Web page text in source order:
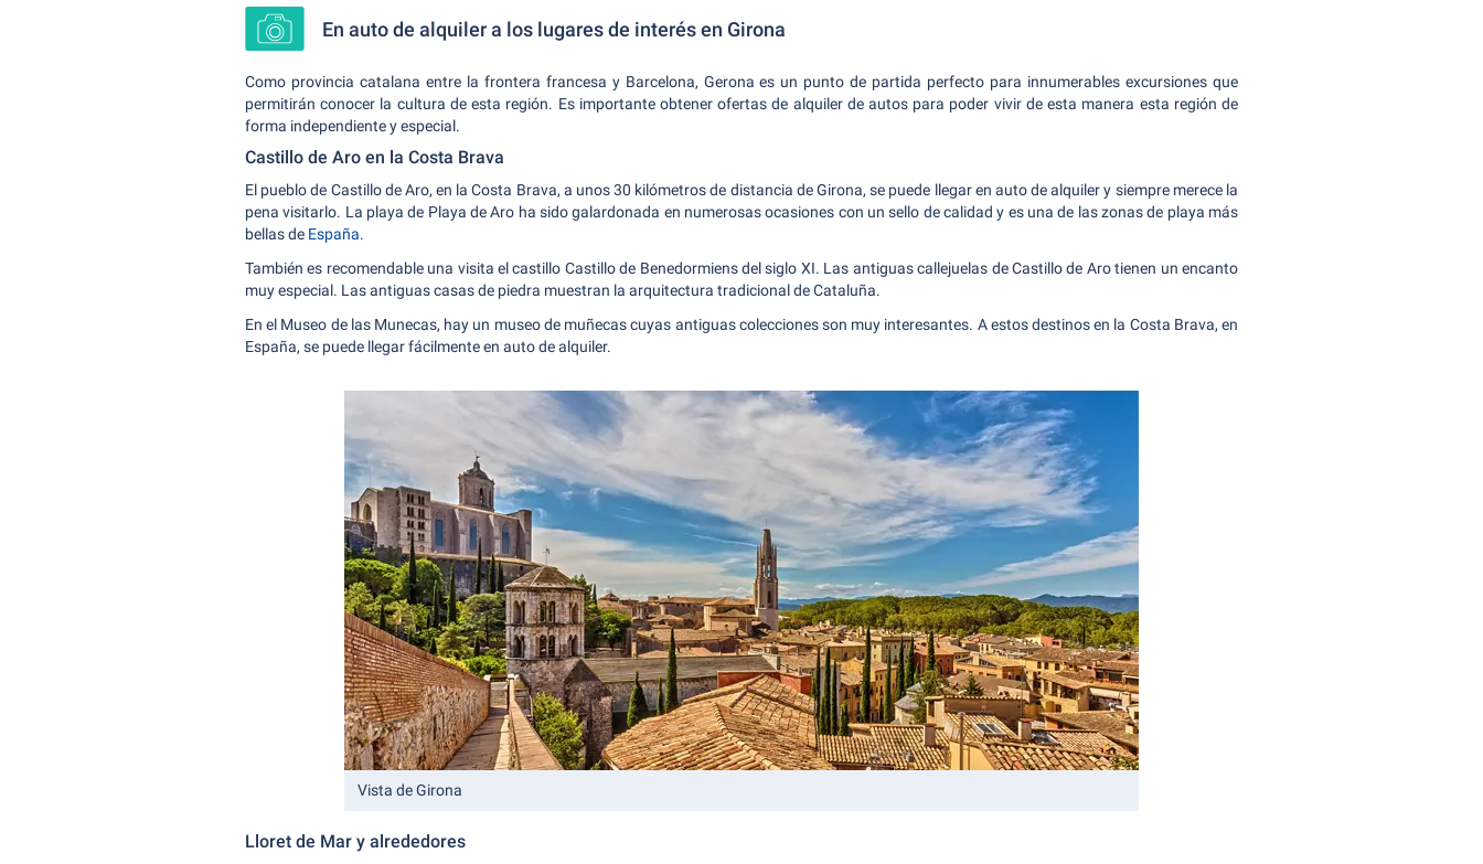
En auto de alquiler a los lugares de interés en Girona
Como provincia catalana entre la frontera francesa y Barcelona, Gerona es un punto de partida perfecto para innumerables excursiones que
permitirán conocer la cultura de esta región. Es importante obtener ofertas de alquiler de autos para poder vivir de esta manera esta región de
forma independiente y especial.
Castillo de Aro en la Costa Brava
El pueblo de Castillo de Aro, en la Costa Brava, a unos 30 kilómetros de distancia de Girona, se puede llegar en auto de alquiler y siempre merece la
pena visitarlo. La playa de Playa de Aro ha sido galardonada en numerosas ocasiones con un sello de calidad y es una de las zonas de playa más
bellas de España.
También es recomendable una visita el castillo Castillo de Benedormiens del siglo XI. Las antiguas callejuelas de Castillo de Aro tienen un encanto
muy especial. Las antiguas casas de piedra muestran la arquitectura tradicional de Cataluña.
En el Museo de las Munecas, hay un museo de muñecas cuyas antiguas colecciones son muy interesantes. A estos destinos en la Costa Brava, en
España, se puede llegar fácilmente en auto de alquiler.
Vista de Girona
Lloret de Mar y alrededores